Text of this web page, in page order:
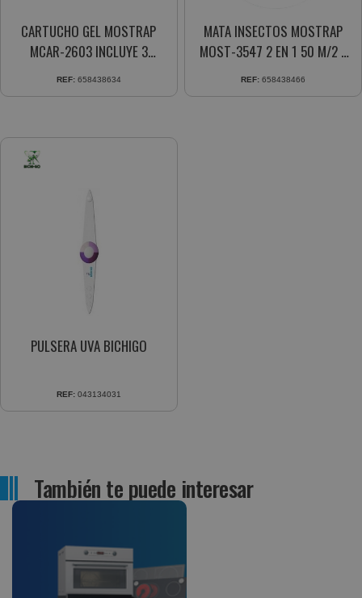
CARTUCHO GEL MOSTRAP
MCAR-2603 INCLUYE 3
RECAMBIOS 30 DIAS
PROTECCION X CARTUCHO
REF: 658438634
MATA INSECTOS MOSTRAP
MOST-3547 2 EN 1 50 M/2 3
NIV. ILUMINACION
RECARGABLE
REF: 658438466
PULSERA UVA BICHIGO
REF: 043134031
También te puede interesar